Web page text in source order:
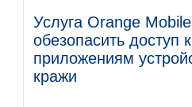
Услуга Orange
обезопасить
приложениям
кражи